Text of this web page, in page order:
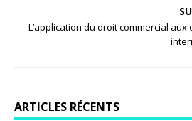
L’application du droit commercial aux
ARTICLES RÉCENTS